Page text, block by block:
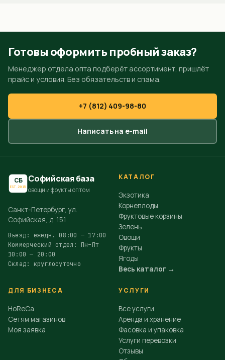
Готовы оформить пробный заказ?
Менеджер отдела опта подберёт ассортимент, пришлёт
прайс и условия. Без обязательств и спама.
+7 (812) 409-98-80
Написать на e-mail
СБ
EST.2015
Софийская база
овощи и фрукты оптом
Санкт-Петербург, ул.
Софийская, д. 151
Въезд: ежедн. 08:00 — 17:00
Коммерческий отдел: Пн–Пт
10:00 — 20:00
Склад: круглосуточно
КАТАЛОГ
Экзотика
Корнеплоды
Фруктовые корзины
Зелень
Овощи
Фрукты
Ягоды
Весь каталог →
ДЛЯ БИЗНЕСА
HoReCa
Сетям магазинов
Моя заявка
УСЛУГИ
Все услуги
Аренда и хранение
Фасовка и упаковка
Услуги перевозки
Отзывы